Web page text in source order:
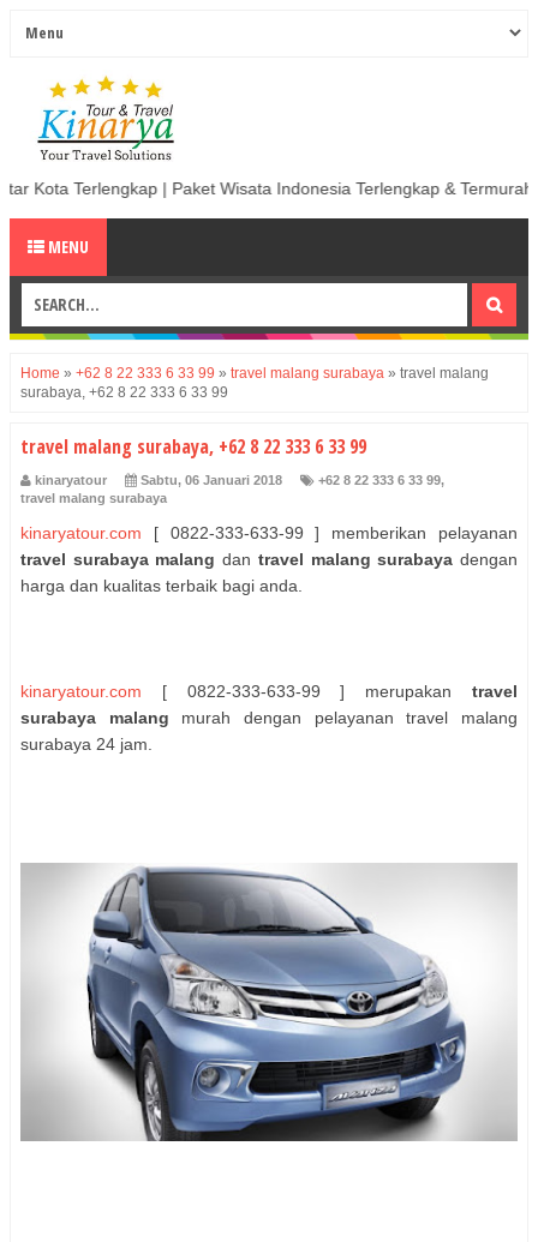
| Paket Wisata Indonesia Terlengkap & Termurah | Sewa Mobil
MENU
Home » +62 8 22 333 6 33 99 » travel malang surabaya » travel malang
surabaya, +62 8 22 333 6 33 99
travel malang surabaya, +62 8 22 333 6 33 99
kinaryatour Sabtu, 06 Januari 2018 +62 8 22 333 6 33 99,
travel malang surabaya
kinaryatour.com [ 0822-333-633-99 ] memberikan pelayanan
travel surabaya malang dan travel malang surabaya dengan
harga dan kualitas terbaik bagi anda.
kinaryatour.com [ 0822-333-633-99 ] merupakan travel
surabaya malang murah dengan pelayanan travel malang
surabaya 24 jam.